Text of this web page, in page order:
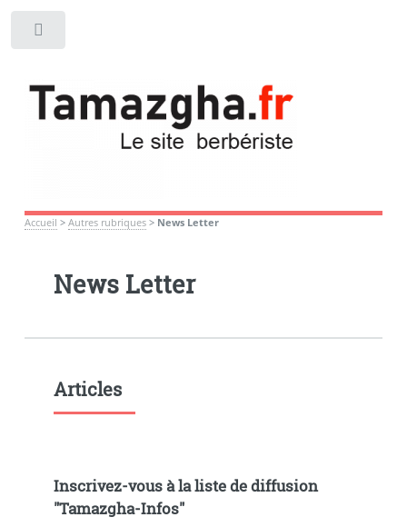
Accueil > Autres rubriques> News Letter
News Letter
Articles
Inscrivez-vous à la liste de diffusion
"Tamazgha-Infos"